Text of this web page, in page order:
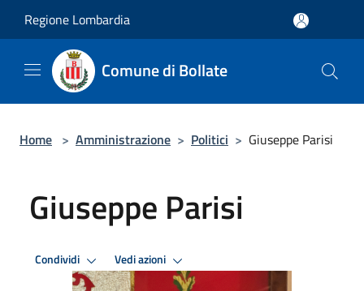
Regione Lombardia
Comune di Bollate
Home > Amministrazione > Politici > Giuseppe Parisi
Giuseppe Parisi
Condividi Vedi azioni